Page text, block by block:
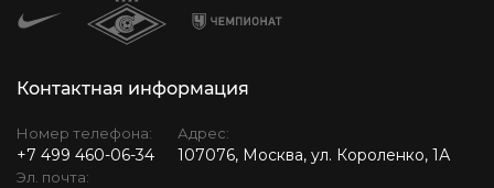
Контактная информация
Номер телефона:
+7 499 460-06-34
Эл. почта:
Адрес:
107076, Москва, ул. Короленко, 1А